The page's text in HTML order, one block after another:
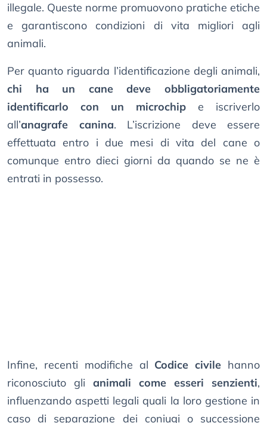
illegale. Queste norme promuovono pratiche etiche
e garantiscono condizioni di vita migliori agli
animali.
Per quanto riguarda l’identificazione degli animali,
chi ha un cane deve obbligatoriamente
identificarlo con un microchip e iscriverlo
all’anagrafe canina. L’iscrizione deve essere
effettuata entro i due mesi di vita del cane o
comunque entro dieci giorni da quando se ne è
entrati in possesso.
Infine, recenti modifiche al Codice civile hanno
riconosciuto gli animali come esseri senzienti,
influenzando aspetti legali quali la loro gestione in
caso di separazione dei coniugi o successione